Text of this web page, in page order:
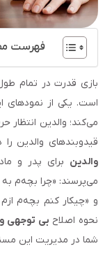
فهرست
بازی قدرت در تمام
است. یکی از نمودهای
می‌کند؛ والدین انتظار
قید‌وبندهای والدین
والدین برای پدر و
می‌پرسند: «چرا بچه‌م
و «چیکار کنم بچه‌م
نحوه اصلاح بی توجهی
شما در مدیریت این